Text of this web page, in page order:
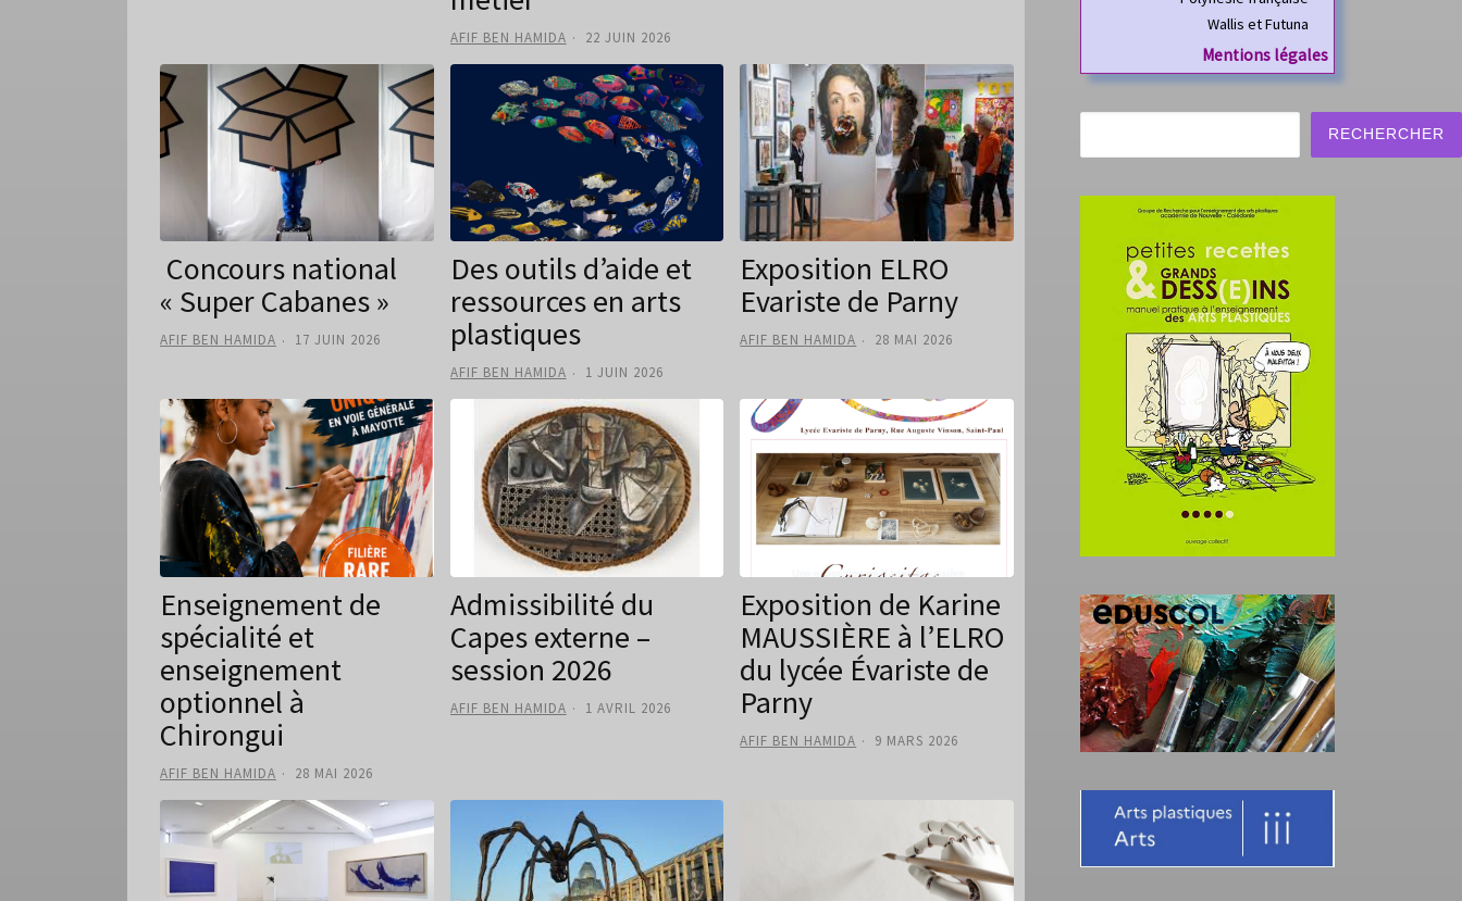
AFIF BEN HAMIDA 22 JUIN 2026
Concours national
« Super Cabanes »
AFIF BEN HAMIDA 17 JUIN 2026
Des outils d’aide et
ressources en arts
plastiques
AFIF BEN HAMIDA 1 JUIN 2026
Exposition ELRO
Evariste de Parny
AFIF BEN HAMIDA 28 MAI 2026
Enseignement de
spécialité et
enseignement
optionnel à
Chirongui
AFIF BEN HAMIDA 28 MAI 2026
Admissibilité du
Capes externe –
session 2026
AFIF BEN HAMIDA 1 AVRIL 2026
Exposition de Karine
MAUSSIÈRE à l’ELRO
du lycée Évariste de
Parny
AFIF BEN HAMIDA 9 MARS 2026
Wallis et Futuna
Mentions légales
RECHERCHER